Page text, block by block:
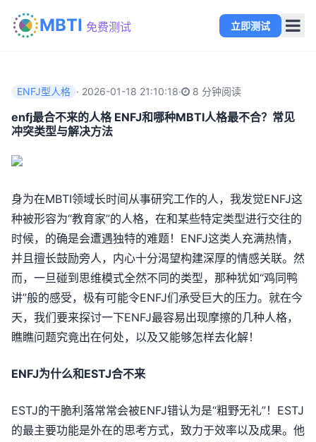
MBTI 免费测试 立即测试
ENFJ型人格 · 2026-01-18 21:10:18· 8 分钟阅读
enfj最合不来的人格 ENFJ和哪种MBTI人格最不合？常见
冲突类型与解决方法
身为在MBTI领域长时间从事研究工作的人，我发觉ENFJ这
种被形容为“教育家”的人格，在和某些特定类型进行交往的
时候，的确是会遭遇独特的难题！ENFJ这类人充满热情，
并且擅长鼓励旁人，内心十分渴望构建深厚的情感关联。然
而，一旦碰到思维模式全然不同的类型，那种犹如“鸡同鸭
讲”般的感受，极有可能令ENFJ们承受巨大的压力。就在今
天，我们要来探讨一下ENFJ最容易出现摩擦的几种人格，
瞧瞧问题究竟出在何处，以及又能够怎样去化解！
ENFJ为什么和ESTJ合不来
ESTJ的干脆利落常常会被ENFJ错认为是“粗野无礼”！ESTJ
的最主要功能是外在的思考方式，致力于效率以及成果。他